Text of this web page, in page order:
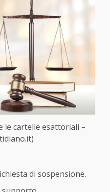
le cartelle esattoriali –
di sospensione.